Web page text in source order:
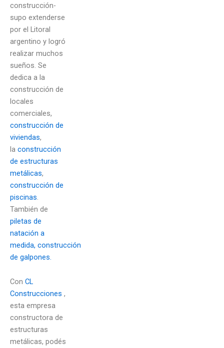
construcción-
supo extenderse
por el Litoral
argentino y logró
realizar muchos
sueños. Se
dedica a la
construcción de
locales
comerciales,
construcción de
viviendas,
la construcción
de estructuras
metálicas,
construcción de
piscinas
También de
piletas de
natación a
medida, construcción
de galpones.
Con CL
Construcciones ,
esta empresa
constructora de
estructuras
metálicas, podés